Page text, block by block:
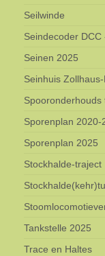
Seilwinde
Seindecoder
Seinen 2025
Seinhuis
Sporenplan 2020-
Sporenplan 2025
Stockhalde-traject
Tankstelle 2025
Trace en Haltes